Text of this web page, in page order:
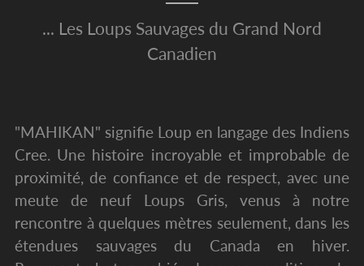
... Les Loups Sauvages du Grand Nord
Canadien
"MAHIKAN" signifie Loup en langage des Indiens
Cree. Une histoire incroyable et improbable de
proximité, de confiance et de respect, avec une
meute de neuf Loups Gris, venus à notre
rencontre à quelques mètres seulement, dans les
étendues sauvages du Canada en hiver.